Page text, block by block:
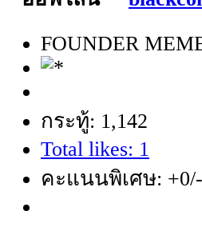
FOUNDER
กระทู้: 1,142
Total likes: 1
คะแนนพิเศษ: